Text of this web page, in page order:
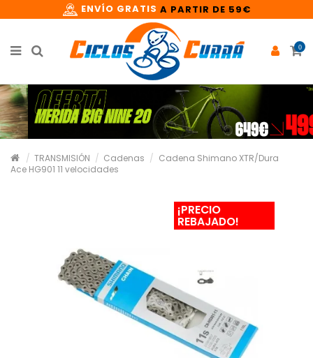
ENVÍO GRATIS A PARTIR DE 59€
0
TRANSMISIÓN Cadenas
Cadena Shimano XTR/Dura
Ace HG901 11 velocidades
¡PRECIO
REBAJADO!